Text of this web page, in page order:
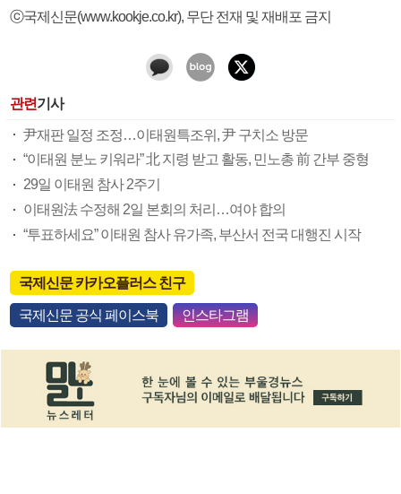
ⓒ국제신문(www.kookje.co.kr), 무단 전재 및 재배포 금지
관련기사
尹재판 일정 조정…이태원특조위, 尹 구치소 방문
“이태원 분노 키워라” 北 지령 받고 활동, 민노총 前 간부 중형
29일 이태원 참사 2주기
이태원法 수정해 2일 본회의 처리…여야 합의
“투표하세요” 이태원 참사 유가족, 부산서 전국 대행진 시작
국제신문 카카오플러스 친구
국제신문 공식 페이스북 인스타그램